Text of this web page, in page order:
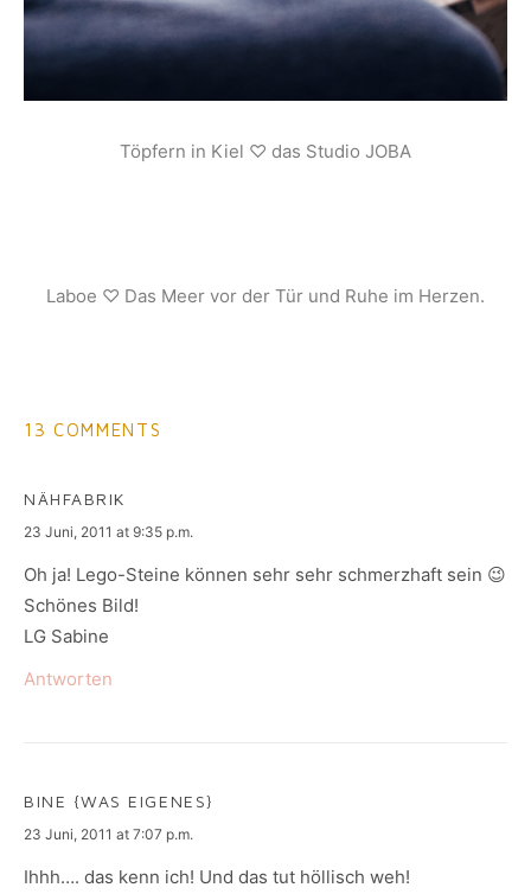
Töpfern in Kiel ♡ das Studio JOBA
Laboe ♡ Das Meer vor der Tür und Ruhe im Herzen.
13 COMMENTS
NÄHFABRIK
says:
23 Juni, 2011 at 9:35 p.m.
Oh ja! Lego-Steine können sehr sehr schmerzhaft sein 😉
Schönes Bild!
LG Sabine
Antworten
BINE {WAS EIGENES}
says:
23 Juni, 2011 at 7:07 p.m.
Ihhh…. das kenn ich! Und das tut höllisch weh!